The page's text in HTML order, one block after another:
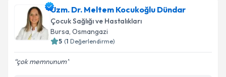
Uzm. Dr. Serhat Özdemiriçin randevu takvimi
talebi oluşturun. Size bu uzmandan randevu almanız
için bir takvim hazırlandığında e-posta ile
bilgilendireceğiz.
E-posta Adresiniz
Uzm. Dr. Meltem Kocukoğlu Dündar
Çocuk Sağlığı ve Hastalıkları
Bursa, Osmangazi
5 (1 Değerlendirme)
çok memnunum